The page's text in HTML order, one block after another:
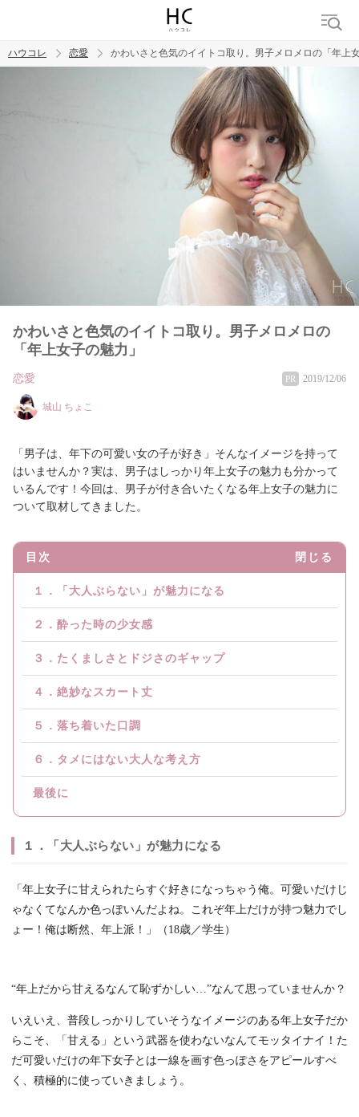
ハウコレ 恋愛 かわいさと色気のイイトコ取り。男子メロメロの「年上
かわいさと色気のイイトコ取り。男子メロメロの
「年上女子の魅力」
恋愛 PR 2019/12/06
城山 ちょこ
「男子は、年下の可愛い女の子が好き」そんなイメージを持って
はいませんか？実は、男子はしっかり年上女子の魅力も分かって
いるんです！今回は、男子が付き合いたくなる年上女子の魅力に
ついて取材してきました。
目次 閉じる
１．「大人ぶらない」が魅力になる
２．酔った時の少女感
３．たくましさとドジさのギャップ
４．絶妙なスカート丈
５．落ち着いた口調
６．タメにはない大人な考え方
最後に
１．「大人ぶらない」が魅力になる
「年上女子に甘えられたらすぐ好きになっちゃう俺。可愛いだけじ
ゃなくてなんか色っぽいんだよね。これぞ年上だけが持つ魅力でし
ょー！俺は断然、年上派！」（18歳／学生）
“年上だから甘えるなんて恥ずかしい…”なんて思っていませんか？
いえいえ、普段しっかりしていそうなイメージのある年上女子だか
らこそ、「甘える」という武器を使わないなんてモッタイナイ！た
だ可愛いだけの年下女子とは一線を画す色っぽさをアピールすべ
く、積極的に使っていきましょう。